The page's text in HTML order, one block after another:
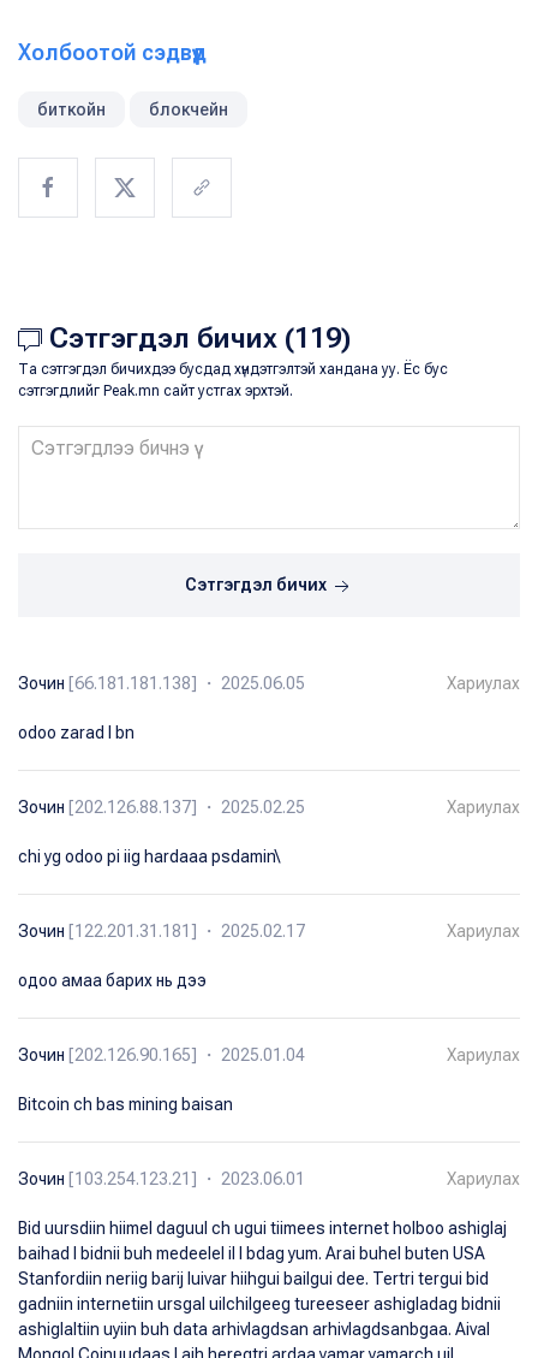
Холбоотой сэдвүүд
биткойн блокчейн
Сэтгэгдэл бичих (119)
Та сэтгэгдэл бичихдээ бусдад хүндэтгэлтэй хандана уу. Ёс бус
сэтгэгдлийг Peak.mn сайт устгах эрхтэй.
Сэтгэгдэл бичих
Зочин [66.181.181.138] ・ 2025.06.05 Хариулах
odoo zarad l bn
Зочин [202.126.88.137] ・ 2025.02.25 Хариулах
chi yg odoo pi iig hardaaa psdamin\
Зочин [122.201.31.181] ・ 2025.02.17 Хариулах
одоо амаа барих нь дээ
Зочин [202.126.90.165] ・ 2025.01.04 Хариулах
Bitcoin ch bas mining baisan
Зочин [103.254.123.21] ・ 2023.06.01 Хариулах
Bid uursdiin hiimel daguul ch ugui tiimees internet holboo ashiglaj
baihad l bidnii buh medeelel il l bdag yum. Arai buhel buten USA
Stanfordiin neriig barij luivar hiihgui bailgui dee. Tertri tergui bid
gadniin internetiin ursgal uilchilgeeg tureeseer ashigladag bidnii
ashiglaltiin uyiin buh data arhivlagdsan arhivlagdsanbgaa. Aival